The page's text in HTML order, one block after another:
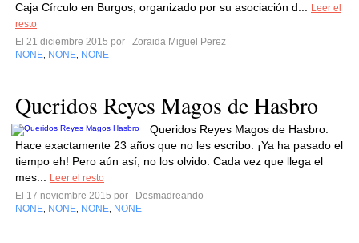
Caja Círculo en Burgos, organizado por su asociación d...
Leer el
resto
El 21 diciembre 2015 por
Zoraida Miguel Perez
NONE NONE NONE
Queridos Reyes Magos de Hasbro
Queridos Reyes Magos de Hasbro:
Hace exactamente 23 años que no les escribo. ¡Ya ha pasado el
tiempo eh! Pero aún así, no los olvido. Cada vez que llega el
mes...
Leer el resto
El 17 noviembre 2015 por
Desmadreando
NONE NONE NONE NONE